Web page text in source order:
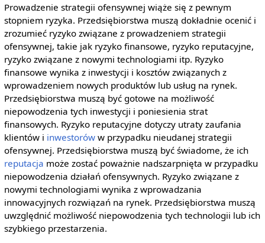
Prowadzenie strategii ofensywnej wiąże się z pewnym
stopniem ryzyka. Przedsiębiorstwa muszą dokładnie ocenić i
zrozumieć ryzyko związane z prowadzeniem strategii
ofensywnej, takie jak ryzyko finansowe, ryzyko reputacyjne,
ryzyko związane z nowymi technologiami itp. Ryzyko
finansowe wynika z inwestycji i kosztów związanych z
wprowadzeniem nowych produktów lub usług na rynek.
Przedsiębiorstwa muszą być gotowe na możliwość
niepowodzenia tych inwestycji i poniesienia strat
finansowych. Ryzyko reputacyjne dotyczy utraty zaufania
klientów i inwestoróww przypadku nieudanej strategii
ofensywnej. Przedsiębiorstwa muszą być świadome, że ich
reputacja może zostać poważnie nadszarpnięta w przypadku
niepowodzenia działań ofensywnych. Ryzyko związane z
nowymi technologiami wynika z wprowadzania
innowacyjnych rozwiązań na rynek. Przedsiębiorstwa muszą
uwzględnić możliwość niepowodzenia tych technologii lub ich
szybkiego przestarzenia.